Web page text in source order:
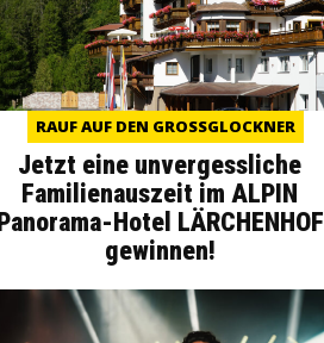
RAUF AUF DEN GROSSGLOCKNER
Jetzt eine unvergessliche
Familienauszeit im ALPIN
Panorama-Hotel LÄRCHENHOF
gewinnen!